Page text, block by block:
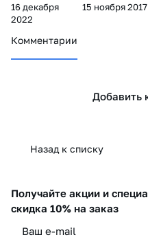
16 декабря
2022
15 ноября 2017
Комментарии
Добавить
Назад к списку
Получайте акции и
скидка 10% на заказ